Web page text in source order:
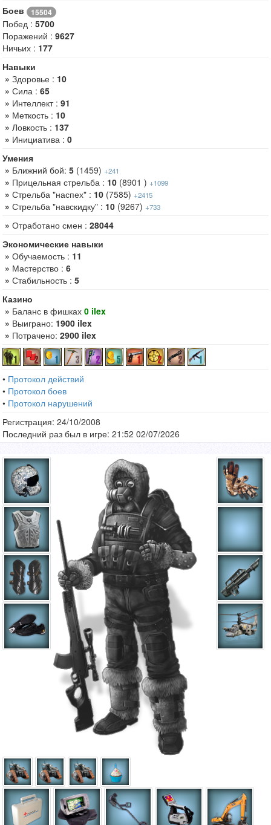
Боев
15504
Побед : 5700
Поражений : 9627
Ничьих : 177
Навыки
» Здоровье : 10
» Сила : 65
» Интеллект : 91
» Меткость : 10
» Ловкость : 137
» Инициатива : 0
Умения
» Ближний бой: 5 (1459) +241
» Прицельная стрельба : 10 (8901 ) +1099
» Стрельба "наспех" : 10 (7585) +2415
» Стрельба "навскидку" : 10 (9267) +733
» Отработано смен : 28044
Экономические навыки
» Обучаемость : 11
» Мастерство : 6
» Стабильность : 5
Казино
» Баланс в фишках 0 ilex
» Выиграно: 1900 ilex
» Потрачено: 2900 ilex
• Протокол действий
• Протокол боев
• Протокол нарушений
Регистрация: 24/10/2008
Последний раз был в игре: 21:52 02/07/2026